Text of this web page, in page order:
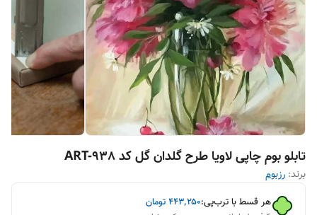
تابلو بوم چاپی لاویا طرح گلدان گل کد ART-938
برند: رزبوم
هر قسط با ترب‌پی:۴۴۳٬۲۵۰تومان